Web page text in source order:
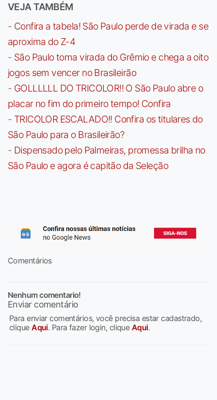
VEJA TAMBÉM
- Confira a tabela! São Paulo perde de virada e se
aproxima do Z-4
- São Paulo toma virada do Grêmio e chega a oito
jogos sem vencer no Brasileirão
- GOLLLLLL DO TRICOLOR!! O São Paulo abre o
placar no fim do primeiro tempo! Confira
- TRICOLOR ESCALADO!! Confira os titulares do
São Paulo para o Brasileirão?
- Dispensado pelo Palmeiras, promessa brilha no
São Paulo e agora é capitão da Seleção
Comentários
Nenhum comentario!
Enviar comentário
Para enviar comentários, você precisa estar cadastrado,
cliqueAqui. Para fazer login, clique Aqui.